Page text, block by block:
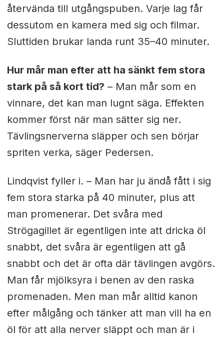
återvända till utgångspuben. Varje lag får
dessutom en kamera med sig och filmar.
Sluttiden brukar landa runt 35–40 minuter.
Hur mår man efter att ha sänkt fem stora
stark på så kort tid? – Man mår som en
vinnare, det kan man lugnt säga. Effekten
kommer först när man sätter sig ner.
Tävlingsnerverna släpper och sen börjar
spriten verka, säger Pedersen.
Lindqvist fyller i. – Man har ju ändå fått i sig
fem stora starka på 40 minuter, plus att
man promenerar. Det svåra med
Strögagillet är egentligen inte att dricka öl
snabbt, det svåra är egentligen att gå
snabbt och det är ofta där tävlingen avgörs.
Man får mjölksyra i benen av den raska
promenaden. Men man mår alltid kanon
efter målgång och tänker att man vill ha en
öl för att alla nerver släppt och man är i